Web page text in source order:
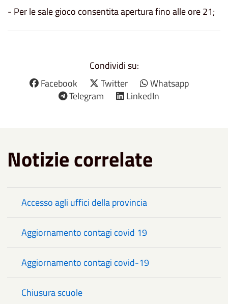
- Per le sale gioco consentita apertura fino alle ore 21;
Condividi su:
Facebook
Twitter
Whatsapp
Telegram
LinkedIn
Notizie correlate
Accesso agli uffici della provincia
Aggiornamento contagi covid 19
Aggiornamento contagi covid-19
Chiusura scuole